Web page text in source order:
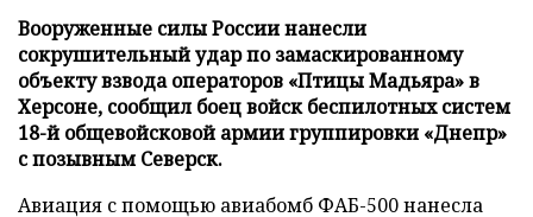
Вооруженные силы России нанесли
сокрушительный удар по замаскированному
объекту взвода операторов «Птицы Мадьяра» в
Херсоне, сообщил боец войск беспилотных систем
18-й общевойсковой армии группировки «Днепр»
с позывным Северск.
Авиация с помощью авиабомб ФАБ-500 нанесла